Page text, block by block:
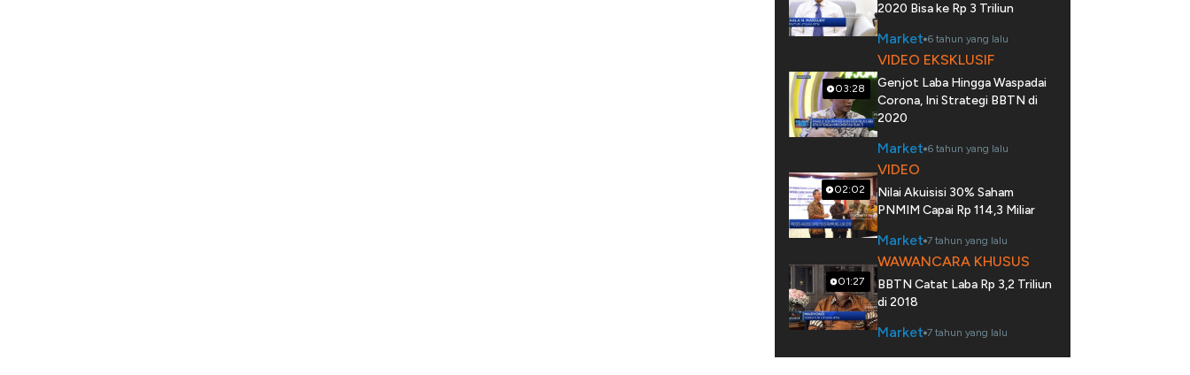
2020 Bisa ke Rp 3 Triliun
Market 6 tahun yang lalu
03:28
VIDEO EKSKLUSIF
Genjot Laba Hingga Waspadai
Corona, Ini Strategi BBTN di
2020
Market 6 tahun yang lalu
02:02
VIDEO
Nilai Akuisisi 30% Saham
PNMIM Capai Rp 114,3 Miliar
Market 7 tahun yang lalu
01:27
WAWANCARA KHUSUS
BBTN Catat Laba Rp 3,2 Triliun
di 2018
Market 7 tahun yang lalu